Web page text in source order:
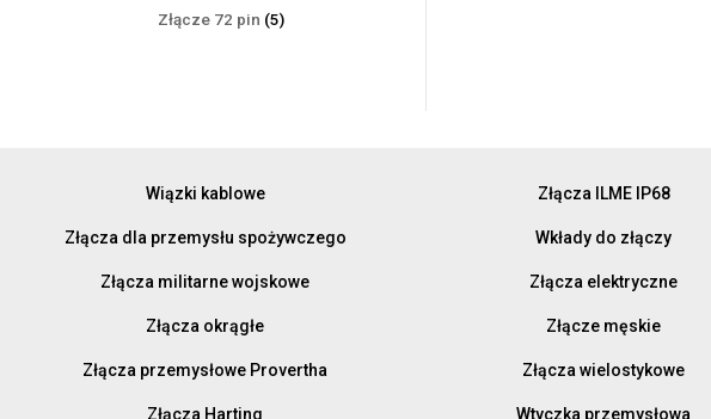
produkt
Złącze 72 pin 55
Wiązki kablowe
Złącza dla przemysłu spożywczego
Złącza militarne wojskowe
Złącza okrągłe
Złącza przemysłowe Provertha
Złącza Harting
Złącza ILME IP68
Wkłady do złączy
Złącza elektryczne
Złącze męskie
Złącza wielostykowe
Wtyczka przemysłowa